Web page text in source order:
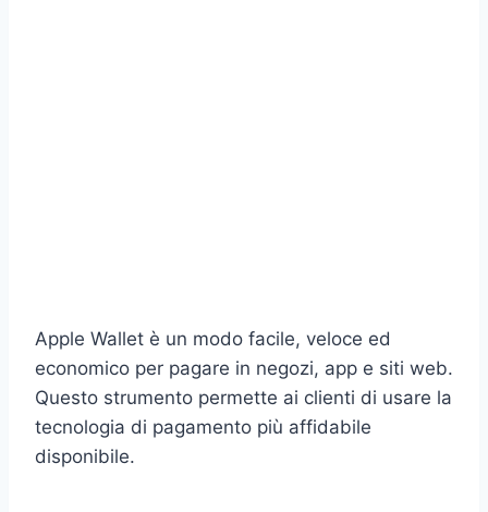
Apple Wallet è un modo facile, veloce ed
economico per pagare in negozi, app e siti web.
Questo strumento permette ai clienti di usare la
tecnologia di pagamento più affidabile
disponibile.